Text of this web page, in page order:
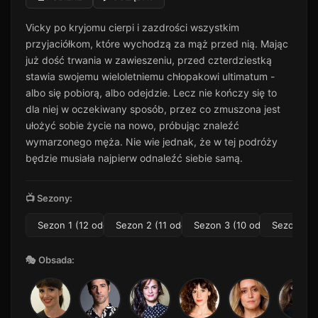
37 min · Sezon 1
12 Odcinek 12
24 min · Sezon 1
Vicky po kryjomu cierpi i zazdrości wszystkim
przyjaciółkom, które wychodzą za mąż przed nią. Mając
już dość trwania w zawieszeniu, przed czterdziestką
stawia swojemu wieloletniemu chłopakowi ultimatum -
albo się pobiorą, albo odejdzie. Lecz nie kończy się to
dla niej w oczekiwany sposób, przez co zmuszona jest
ułożyć sobie życie na nowo, próbując znaleźć
wymarzonego męża. Nie wie jednak, że w tej podróży
będzie musiała najpierw odnaleźć siebie samą.
📺 Sezony:
Sezon 1 (12 odc.) Sezon 2 (11 odc.) Sezon 3 (10 odc.) Sezon 4
🎭 Obsada: